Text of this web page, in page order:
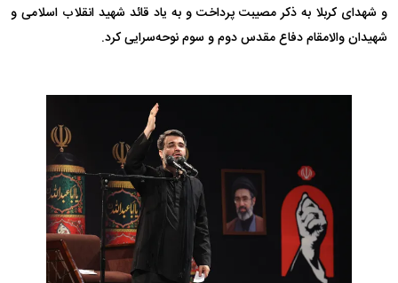
و شهدای کربلا به ذکر مصیبت پرداخت و به یاد قائد شهید انقلاب اسلامی و
شهیدان والامقام دفاع مقدس‌ دوم و سوم نوحه‌سرایی کرد.